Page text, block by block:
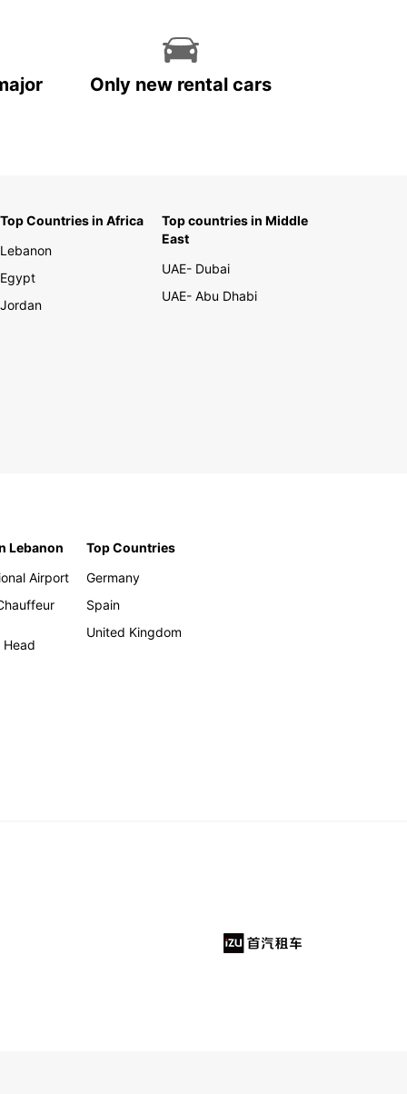
Only new rental cars
Top Countries in Africa
Lebanon
Egypt
Jordan
Top countries in Middle
East
UAE- Dubai
UAE- Abu Dhabi
Lebanon
Airport
Top Countries
Germany
Spain
United Kingdom